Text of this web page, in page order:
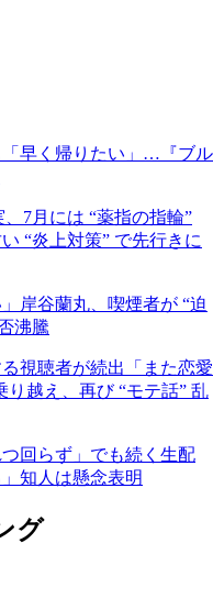
早く帰りたい」…『ブル
、7月には “薬指の指輪”
“炎上対策” で先行きに
岸谷蘭丸、喫煙者が “迫
沸騰
視聴者が続出「また恋愛
越え、再び “モテ話” 乱
回らず」でも続く生配
知人は懸念表明
グ